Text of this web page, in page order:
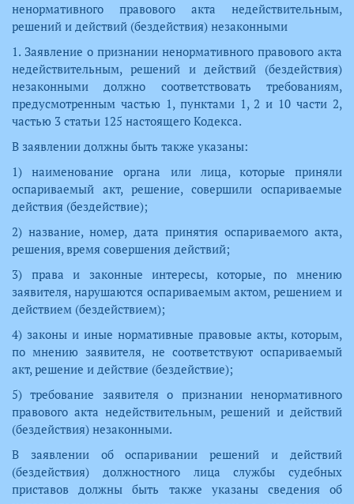
ненормативного правового акта недействительным,
решений и действий (бездействия) незаконными
1. Заявление о признании ненормативного правового акта
недействительным, решений и действий (бездействия)
незаконными должно соответствовать требованиям,
предусмотренным частью 1, пунктами 1, 2 и 10 части 2,
частью 3 статьи 125 настоящего Кодекса.
В заявлении должны быть также указаны:
1) наименование органа или лица, которые приняли
оспариваемый акт, решение, совершили оспариваемые
действия (бездействие);
2) название, номер, дата принятия оспариваемого акта,
решения, время совершения действий;
3) права и законные интересы, которые, по мнению
заявителя, нарушаются оспариваемым актом, решением и
действием (бездействием);
4) законы и иные нормативные правовые акты, которым,
по мнению заявителя, не соответствуют оспариваемый
акт, решение и действие (бездействие);
5) требование заявителя о признании ненормативного
правового акта недействительным, решений и действий
(бездействия) незаконными.
В заявлении об оспаривании решений и действий
(бездействия) должностного лица службы судебных
приставов должны быть также указаны сведения об